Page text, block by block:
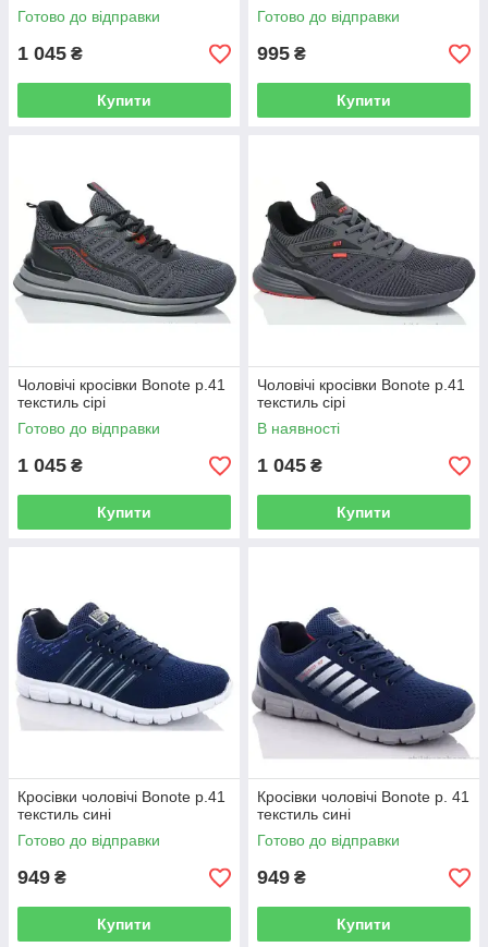
Готово до відправки
1 045 ₴
Купити
Готово до відправки
995 ₴
Купити
Чоловічі кросівки Bonote р.41
текстиль сірі
Готово до відправки
1 045 ₴
Купити
Чоловічі кросівки Bonote р.41
текстиль сірі
В наявності
1 045 ₴
Купити
Кросівки чоловічі Bonote р.41
текстиль сині
Готово до відправки
949 ₴
Купити
Кросівки чоловічі Bonote р. 41
текстиль сині
Готово до відправки
949 ₴
Купити